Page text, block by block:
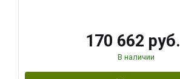
170 662 руб.
В наличии